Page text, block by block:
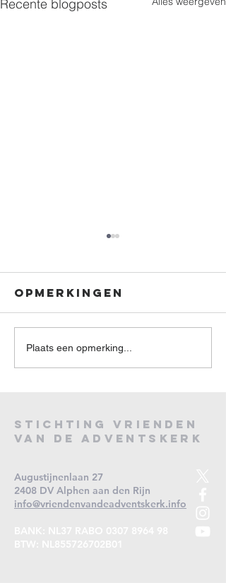
Recente blogposts
in Adventskerk
Dodenherdenking
Opmerkingen
Plaats een opmerking...
Stichting Vrienden
van de Adventskerk
Augustijnenlaan 27
2408 DV Alphen aan den Rijn
info@vriendenvandeadventskerk.info